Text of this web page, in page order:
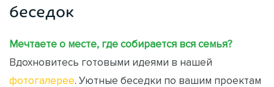
беседок
Мечтаете о месте, где собирается вся семья?
Вдохновитесь готовыми идеями в нашей
фотогалерее. Уютные беседки по вашим проектам